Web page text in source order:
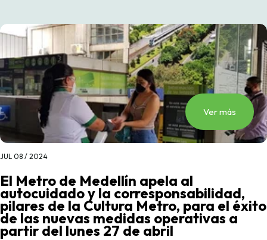
Ver más
JUL 08 / 2024
El Metro de Medellín apela al
autocuidado y la corresponsabilidad,
pilares de la Cultura Metro, para el éxito
de las nuevas medidas operativas a
partir del lunes 27 de abril